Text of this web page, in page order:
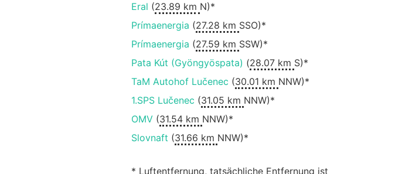
Eral (23.89 km N)*
Prímaenergia (27.28 km SSO)*
Prímaenergia (27.59 km SSW)*
Pata Kút (Gyöngyöspata) (28.07 km S)*
TaM Autohof Lučenec (30.01 km NNW)*
1.SPS Lučenec (31.05 km NNW)*
OMV(31.54 km NNW)*
Slovnaft (31.66 km NNW)*
* Luftentfernung, tatsächliche Entfernung ist